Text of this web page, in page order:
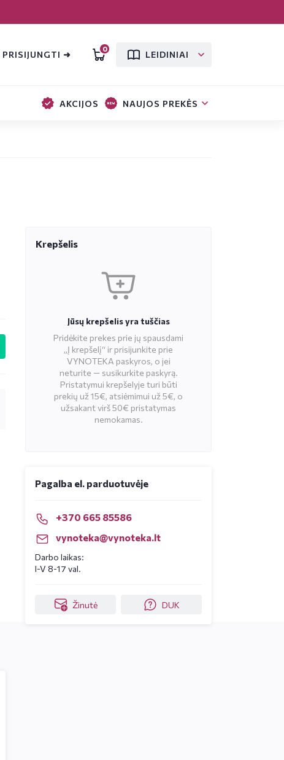
PRISIJUNGTI ➜
0
LEIDINIAI
AKCIJOS NAUJOS PREKĖS
Krepšelis
Jūsų krepšelis yra tuščias
Pridėkite prekes prie jų spausdami
„Į krepšelį“ ir prisijunkite prie
VYNOTEKA paskyros, o jei
neturite — susikurkite paskyrą.
Pristatymui krepšelyje turi būti
prekių už 15€, atsiėmimui už 5€, o
užsakant virš 50€ pristatymas
nemokamas.
Pagalba el. parduotuvėje
+370 665 85586
vynoteka@vynoteka.lt
Darbo laikas:
I-V 8-17 val.
Žinutė DUK